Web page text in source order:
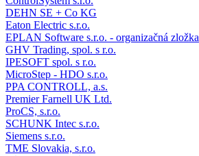
DEHN SE + Co KG
Eaton Electric s.r.o.
EPLAN Software s.r.o. - organizačná zložka
GHV Trading, spol. s r.o.
IPESOFT spol. s r.o.
MicroStep - HDO s.r.o.
PPA CONTROLL, a.s.
Premier Farnell UK Ltd.
ProCS, s.r.o.
SCHUNK Intec s.r.o.
Siemens s.r.o.
TME Slovakia, s.r.o.